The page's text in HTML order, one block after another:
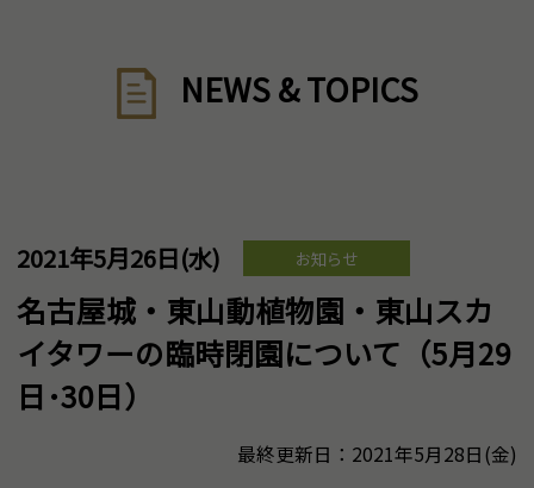
NEWS & TOPICS
2021年5月26日(水) お知らせ
名古屋城・東山動植物園・東山スカ
イタワーの臨時閉園について（5月29
日･30日）
最終更新日：2021年5月28日(金)